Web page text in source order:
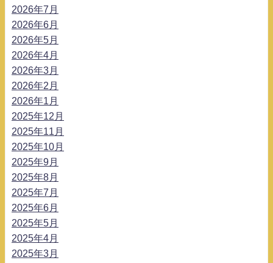
2026年7月
2026年6月
2026年5月
2026年4月
2026年3月
2026年2月
2026年1月
2025年12月
2025年11月
2025年10月
2025年9月
2025年8月
2025年7月
2025年6月
2025年5月
2025年4月
2025年3月